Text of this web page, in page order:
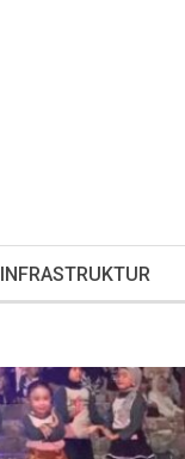
INFRASTRUKTUR